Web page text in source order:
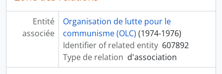
Entité
associée
Organisation de lutte pour le
communisme (OLC) (1974-1976)
Identifier of related entity 607892
Type de relation d'association